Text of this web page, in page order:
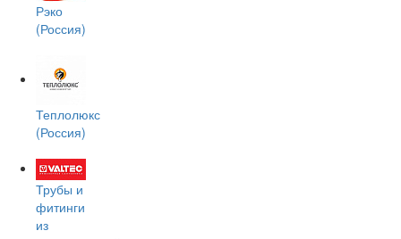
Рэко
(Россия)
Теплолюкс
(Россия)
Трубы и
фитинги
из